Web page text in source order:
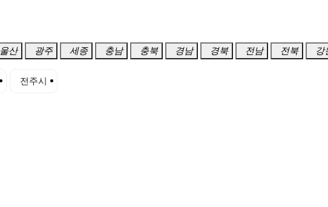
울산 광주 세종 충남 충북 경남 경북 전남 전북 강
전주시